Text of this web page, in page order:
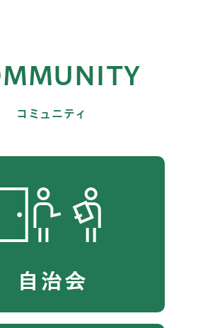
コミュニティ